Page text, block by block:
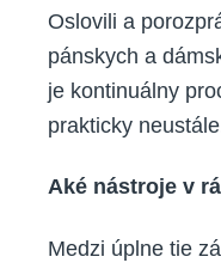
Oslovili a
pánskych a
je kontinuálny
prakticky
Aké nástroje v
Medzi úplne tie